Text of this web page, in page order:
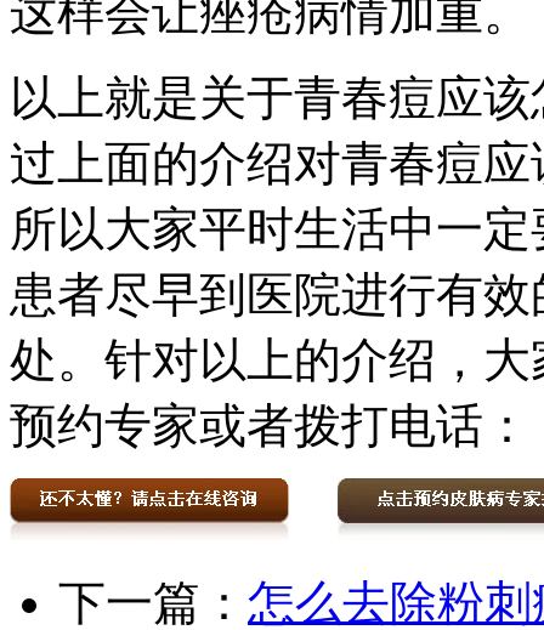
这样会让痤疮病情加重。
以上就是关于青春痘应
过上面的介绍对青春痘
所以大家平时生活中一
患者尽早到医院进行有
处。针对以上的介绍，
预约专家或者拨打电话：
下一篇： 怎么去除粉刺